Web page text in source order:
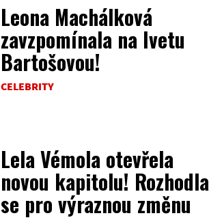
Leona Machálková
zavzpomínala na Ivetu
Bartošovou!
CELEBRITY
Lela Vémola otevřela
novou kapitolu! Rozhodla
se pro výraznou změnu